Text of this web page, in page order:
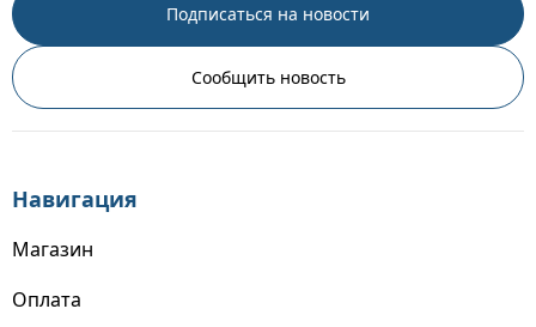
Подписаться на новости
Сообщить новость
Навигация
Магазин
Оплата